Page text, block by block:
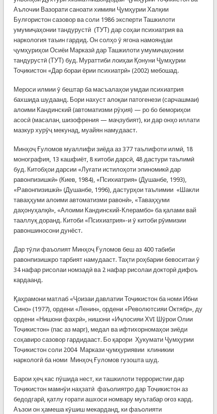
Аълочии Вазорати саноати химияи Ҷумҳурии Халқии
Булғористон сазовор ва соли 1986 эксперти Ташкилоти
умумиҷаҳонии тандурустӣ (ТУТ) дар соҳаи психиатрия ва
наркология таъин гардид. Он солҳо ӯ ягона намояндаи
ҷумҳуриҳои Осиёи Марказӣ дар Ташкилоти умумиҷаҳонии
тандурустӣ (ТУТ) буд. Мураттиби лоиҳаи Қонуни Ҷумҳурии
Тоҷикистон «Дар бораи ёрии психиатрӣ» (2002) мебошад.
Мероси илмии ӯ бештар ба масъалаҳои умдаи психиатрия
бахшида шудаанд. Бори нахуст алоқаи патогенези (сарчашмаи)
алоими Кандинский (автоматизми рӯҳия) — ро бо бемориҳои
асосӣ (масалан, шизофрения — маҷзубият), ки дар онҳо иллати
мазкур хурӯҷ мекунад, муайян намудааст.
Минҳоҷ Ғуломов муаллифи зиёда аз 377 таълифоти илмӣ, 18
монография, 13 кашфиёт, 8 китоби дарсӣ, 48 дастури таълимӣ
буд. Китобҳои дарсии «Луғати истилоҳоти эпиномикӣ дар
равонпизишкӣ» (Киев, 1984), «Психиатрия» (Душанбе, 1993),
«Равонпизишкӣ» (Душанбе, 1996), дастурҳои таълимии «Шакли
таваҳҳуми алоими автоматизми равонӣ», «Таваҳҳуми
даҳонуҳалқӣ», «Алоими Кандинский-Клерамбо» ба қалами вай
тааллуқ доранд. Китоби «Психиатрия»-и ӯ китоби рӯимизии
равоншиносони дунёст.
Дар тӯли фаъолият Минҳоҷ Ғуломов беш аз 400 табиби
равонпизишкро тарбият намудааст. Таҳти роҳбарии бевоситаи ӯ
34 нафар рисолаи номзадӣ ва 2 нафар рисолаи докторӣ дифоъ
кардаанд.
Қаҳрамони матлаб «Ҷоизаи давлатии Тоҷикистон ба номи Ибни
Сино» (1977), ордени «Ленин», ордени «Револютсияи Октябр», ду
ордени «Нишони фахрӣ», нишони «Иҷлосияи ХVI Шӯрои Олии
Тоҷикистон» (пас аз марг), медал ва ифтихорномаҳои зиёди
соҳавиро сазовор гардидааст. Бо қарори Ҳукумати Ҷумҳурии
Тоҷикистон соли 2004 Маркази ҷумҳуриявии клиникии
наркологӣ ба номи Минҳоҷ Ғуломов гузошта шуд.
Барои ҳеҷ кас пӯшида нест, ки ташкилоти террорис­тии дар
Тоҷикистон мамнӯи наҳзатӣ фаъолиятро дар Тоҷикистон аз
бедодгарӣ, қатлу ғорати ашхоси номвару муътабар оғоз кард.
Аъзои он ҳамеша кӯшиш мекарданд, ки фаъолияти